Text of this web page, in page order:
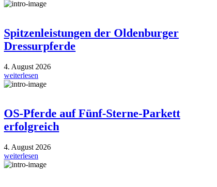
Spitzenleistungen der Oldenburger
Dressurpferde
4. August 2026
weiterlesen
OS-Pferde auf Fünf-Sterne-Parkett
erfolgreich
4. August 2026
weiterlesen